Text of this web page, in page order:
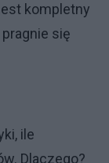
kompletny
się
ile
Dlaczego?